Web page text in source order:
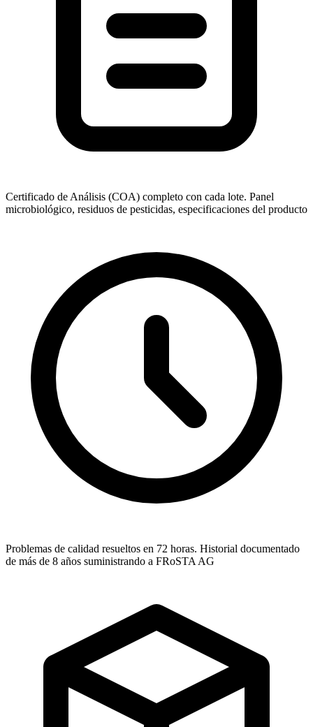
Certificado de Análisis (COA) completo con cada lote. Panel
microbiológico, residuos de pesticidas, especificaciones del producto
Problemas de calidad resueltos en 72 horas. Historial documentado
de más de 8 años suministrando a FRoSTA AG